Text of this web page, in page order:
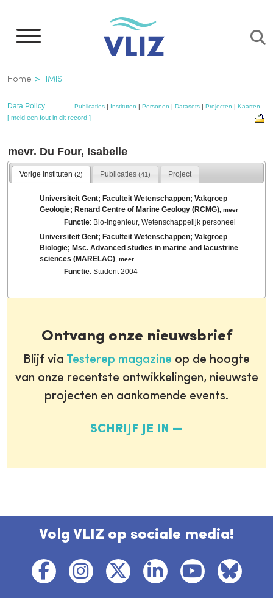
naar
inhoud
gaan
Kruimelpad
Home IMIS
Data Policy Publicaties| Instituten | Personen | Datasets| Projecten | Kaarten
[ meld een fout in dit record ]
mevr. Du Four, Isabelle
Vorige instituten (2) Publicaties(41) Project
Universiteit Gent; Faculteit Wetenschappen; Vakgroep
Geologie; Renard Centre of Marine Geology (RCMG) ,meer
Functie: Bio-ingenieur, Wetenschappelijk personeel
Universiteit Gent; Faculteit Wetenschappen; Vakgroep
Biologie; Msc. Advanced studies in marine and lacustrine
sciences (MARELAC) ,meer
Functie: Student 2004
Ontvang onze nieuwsbrief
Blijf via Testerep magazine op de hoogte
van onze recentste ontwikkelingen, nieuwste
projecten en aankomende events.
SCHRIJF JE IN
Volg VLIZ op sociale media!